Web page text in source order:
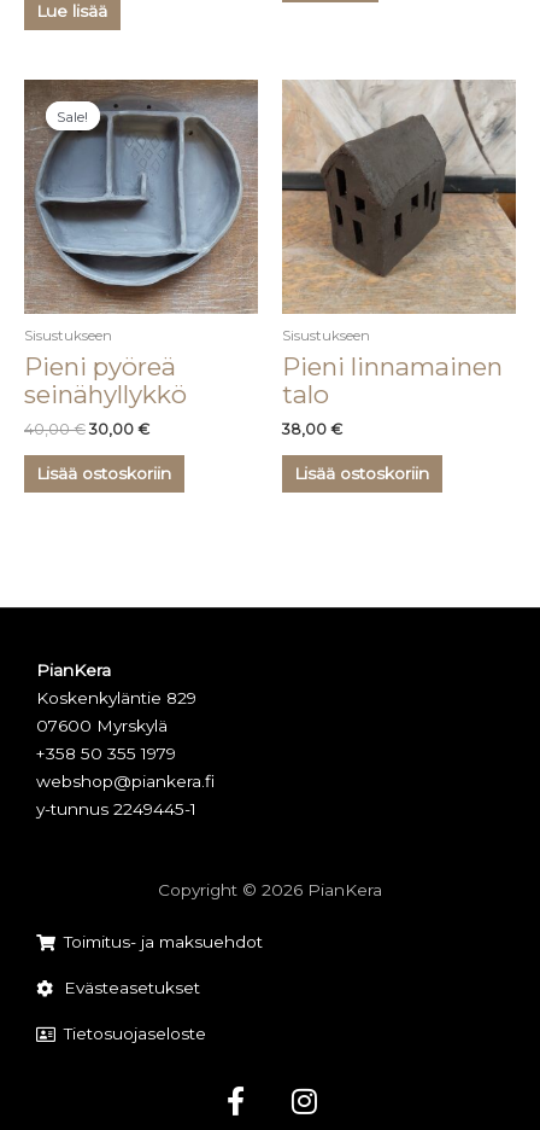
Lue lisää
Sale!
Sale!
Sisustukseen
Pieni pyöreä
seinähyllykkö
40,00€
Alkuperäinen
hinta
oli:
40,00 €.
30,00 €
Nykyinen
hinta
on:
30,00 €.
Lisää ostoskoriin
Sisustukseen
Pieni linnamainen
talo
38,00 €
Lisää ostoskoriin
PianKera
Koskenkyläntie 829
07600 Myrskylä
+358 50 355 1979
webshop@piankera.fi
y-tunnus 2249445-1
Copyright © 2026 PianKera
Toimitus- ja maksuehdot
Evästeasetukset
Tietosuojaseloste
F
a
I
n